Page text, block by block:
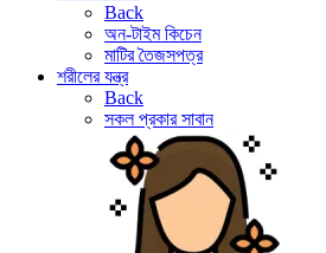
Back
অন-টাইম কিচেন
মাটির তৈজসপত্র
শরীলের যন্ত্র
Back
সকল প্রকার সাবান